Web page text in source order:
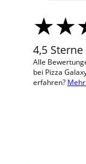
4,5
Alle
bei Pizza
erfahren?